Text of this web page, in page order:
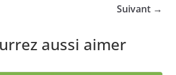
Suivant →
aussi aimer